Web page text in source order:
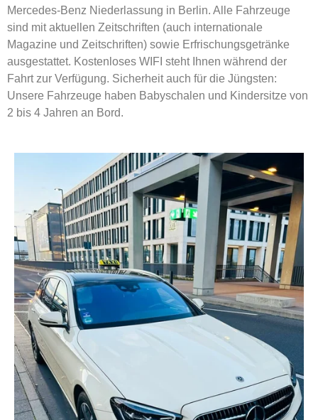
Mercedes-Benz Niederlassung in Berlin. Alle Fahrzeuge
sind mit aktuellen Zeitschriften (auch internationale
Magazine und Zeitschriften) sowie Erfrischungsgetränke
ausgestattet. Kostenloses WIFI steht Ihnen während der
Fahrt zur Verfügung. Sicherheit auch für die Jüngsten:
Unsere Fahrzeuge haben Babyschalen und Kindersitze von
2 bis 4 Jahren an Bord.